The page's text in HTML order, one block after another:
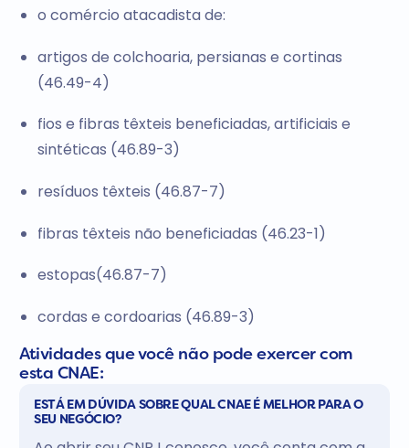
o comércio atacadista de:
artigos de colchoaria, persianas e cortinas
(46.49-4)
fios e fibras têxteis beneficiadas, artificiais e
sintéticas (46.89-3)
resíduos têxteis (46.87-7)
fibras têxteis não beneficiadas (46.23-1)
estopas(46.87-7)
cordas e cordoarias (46.89-3)
Atividades que você não pode exercer com
esta CNAE:
ESTÁ EM DÚVIDA SOBRE QUAL CNAE É MELHOR PARA O
SEU NEGÓCIO?